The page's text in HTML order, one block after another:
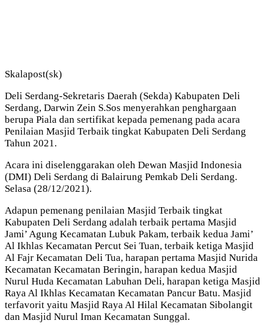
Skalapost(sk)
Deli Serdang-Sekretaris Daerah (Sekda) Kabupaten Deli
Serdang, Darwin Zein S.Sos menyerahkan penghargaan
berupa Piala dan sertifikat kepada pemenang pada acara
Penilaian Masjid Terbaik tingkat Kabupaten Deli Serdang
Tahun 2021.
Acara ini diselenggarakan oleh Dewan Masjid Indonesia
(DMI) Deli Serdang di Balairung Pemkab Deli Serdang.
Selasa (28/12/2021).
Adapun pemenang penilaian Masjid Terbaik tingkat
Kabupaten Deli Serdang adalah terbaik pertama Masjid
Jami’ Agung Kecamatan Lubuk Pakam, terbaik kedua Jami’
Al Ikhlas Kecamatan Percut Sei Tuan, terbaik ketiga Masjid
Al Fajr Kecamatan Deli Tua, harapan pertama Masjid Nurida
Kecamatan Kecamatan Beringin, harapan kedua Masjid
Nurul Huda Kecamatan Labuhan Deli, harapan ketiga Masjid
Raya Al Ikhlas Kecamatan Kecamatan Pancur Batu. Masjid
terfavorit yaitu Masjid Raya Al Hilal Kecamatan Sibolangit
dan Masjid Nurul Iman Kecamatan Sunggal.